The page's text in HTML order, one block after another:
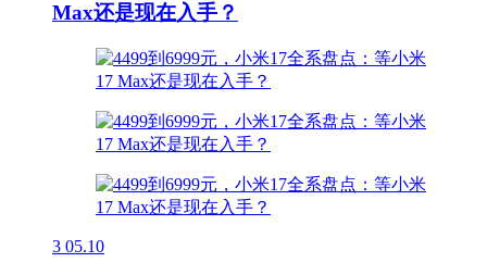
Max还是现在入手？
3 05.10